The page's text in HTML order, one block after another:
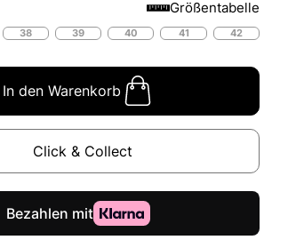
Größentabelle
38 39 40 41 42
In den Warenkorb
Click & Collect